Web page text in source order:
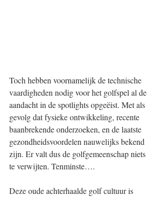
Toch hebben voornamelijk de technische
vaardigheden nodig voor het golfspel al de
aandacht in de spotlights opgeëist. Met als
gevolg dat fysieke ontwikkeling, recente
baanbrekende onderzoeken, en de laatste
gezondheidsvoordelen nauwelijks bekend
zijn. Er valt dus de golfgemeenschap niets
te verwijten. Tenminste….
Deze oude achterhaalde golf cultuur is